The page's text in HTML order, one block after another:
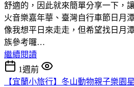
舒適的，因此就來簡單分享一下，
火音樂嘉年華、臺灣自行車節日月
像我想平日來走走，但希望找日月
族參考囉…
繼續閱讀
1週前
【宜蘭小旅行】冬山動物親子樂園